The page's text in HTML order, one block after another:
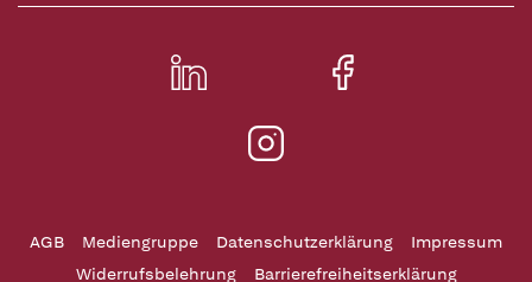
AGB Mediengruppe Datenschutzerklärung
Impressum
Widerrufsbelehrung
Barrierefreiheitserklärung